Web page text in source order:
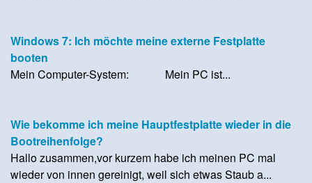
Windows 7: Ich möchte meine externe Festplatte
booten
Mein Computer-System: Mein PC ist...
Wie bekomme ich meine Hauptfestplatte wieder in die
Bootreihenfolge?
Hallo zusammen,vor kurzem habe ich meinen PC mal
wieder von innen gereinigt, weil sich etwas Staub a...